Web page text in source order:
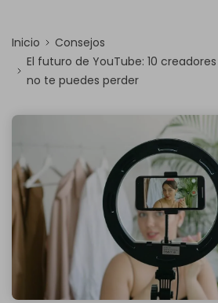
Inicio
Consejos
El futuro de YouTube: 10
no te puedes perder